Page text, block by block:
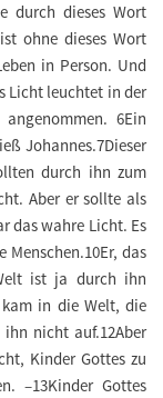
durch dieses Wort
ohne dieses Wort
in Person. Und
Licht leuchtet in der
6Ein
Johannes.7Dieser
durch ihn zum
Aber er sollte als
das wahre Licht. Es
das
ist ja durch ihn
in die Welt, die
nicht auf.12Aber
Kinder Gottes zu
–13Kinder Gottes